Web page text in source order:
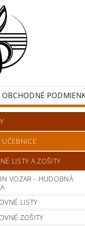
OBCHODNÉ
UČEBNICE
LISTY A ZOŠITY
VOZAR - HUDOBNÁ
LISTY
ZOŠITY